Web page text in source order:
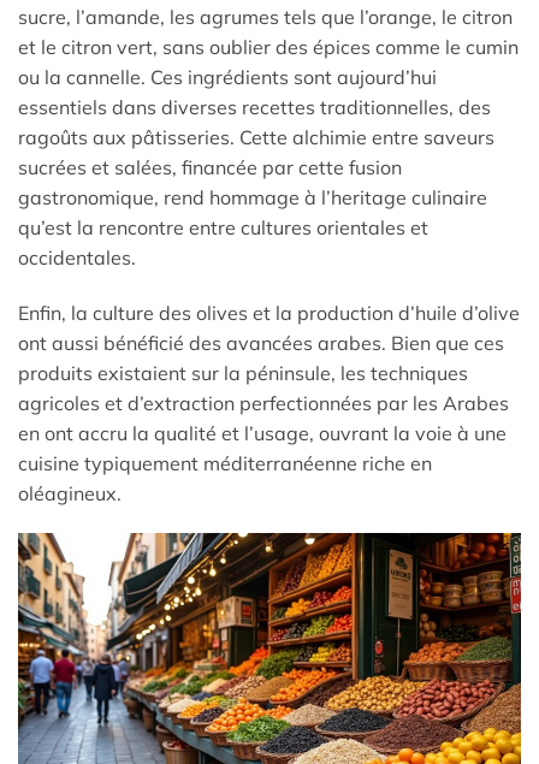
sucre, l’amande, les agrumes tels que l’orange, le citron
et le citron vert, sans oublier des épices comme le cumin
ou la cannelle. Ces ingrédients sont aujourd’hui
essentiels dans diverses recettes traditionnelles, des
ragoûts aux pâtisseries. Cette alchimie entre saveurs
sucrées et salées, financée par cette fusion
gastronomique, rend hommage à l’heritage culinaire
qu’est la rencontre entre cultures orientales et
occidentales.
Enfin, la culture des olives et la production d’huile d’olive
ont aussi bénéficié des avancées arabes. Bien que ces
produits existaient sur la péninsule, les techniques
agricoles et d’extraction perfectionnées par les Arabes
en ont accru la qualité et l’usage, ouvrant la voie à une
cuisine typiquement méditerranéenne riche en
oléagineux.